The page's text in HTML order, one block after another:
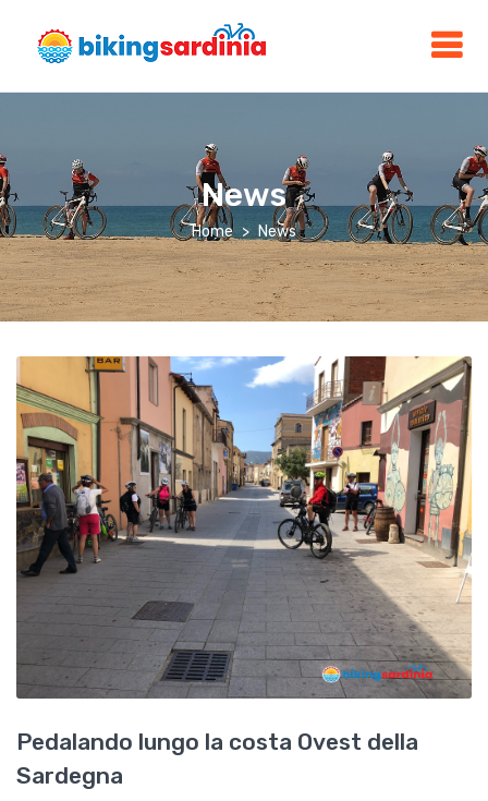
News
Home News
Pedalando lungo la costa Ovest della
Sardegna